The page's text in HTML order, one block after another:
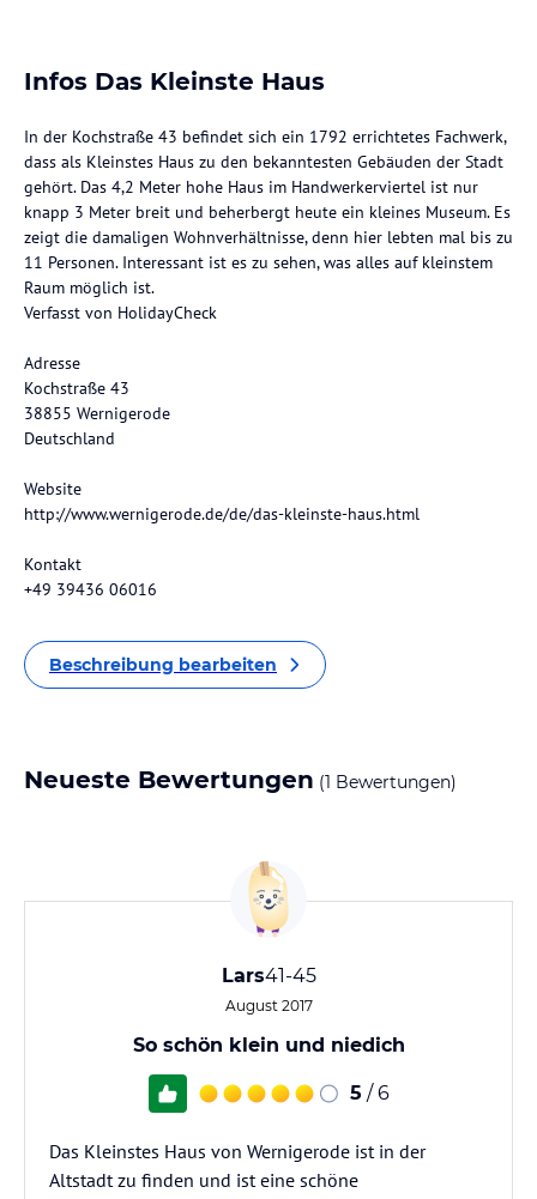
Infos Das Kleinste Haus
In der Kochstraße 43 befindet sich ein 1792 errichtetes Fachwerk,
dass als Kleinstes Haus zu den bekanntesten Gebäuden der Stadt
gehört. Das 4,2 Meter hohe Haus im Handwerkerviertel ist nur
knapp 3 Meter breit und beherbergt heute ein kleines Museum. Es
zeigt die damaligen Wohnverhältnisse, denn hier lebten mal bis zu
11 Personen. Interessant ist es zu sehen, was alles auf kleinstem
Raum möglich ist.
Verfasst von HolidayCheck
Adresse
Kochstraße 43
38855 Wernigerode
Deutschland
Website
http://www.wernigerode.de/de/das-kleinste-haus.html
Kontakt
+49 39436 06016
Beschreibung bearbeiten
Neueste Bewertungen (1 Bewertungen)
Lars41-45
August 2017
So schön klein und niedich
5 / 6
Das Kleinstes Haus von Wernigerode ist in der
Altstadt zu finden und ist eine schöne